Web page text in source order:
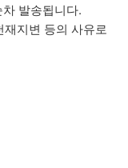
발송됩니다.
지변 등의 사유로